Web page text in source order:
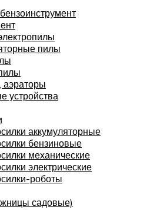
пилы
аэраторы
устройства
аккумуляторные
бензиновые
механические
электрические
роботы
садовые)